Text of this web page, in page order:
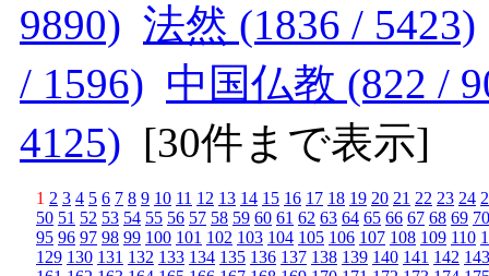
9890) 法然 (1836 / 5423)
/ 1596) 中国仏教 (822 /
4125) [30件まで表示]
1 2 3 4 5 6 7 8 9 10 11 12 13 14 15 16 17 18 19 20 21 22 23 24
50 51 52 53 54 55 56 57 58 59 60 61 62 63 64 65 66 67 68 69 70
95 96 97 98 99 100 101 102 103 104 105 106 107 108 109 110
129 130 131 132 133 134 135 136 137 138 139 140 141 142 143